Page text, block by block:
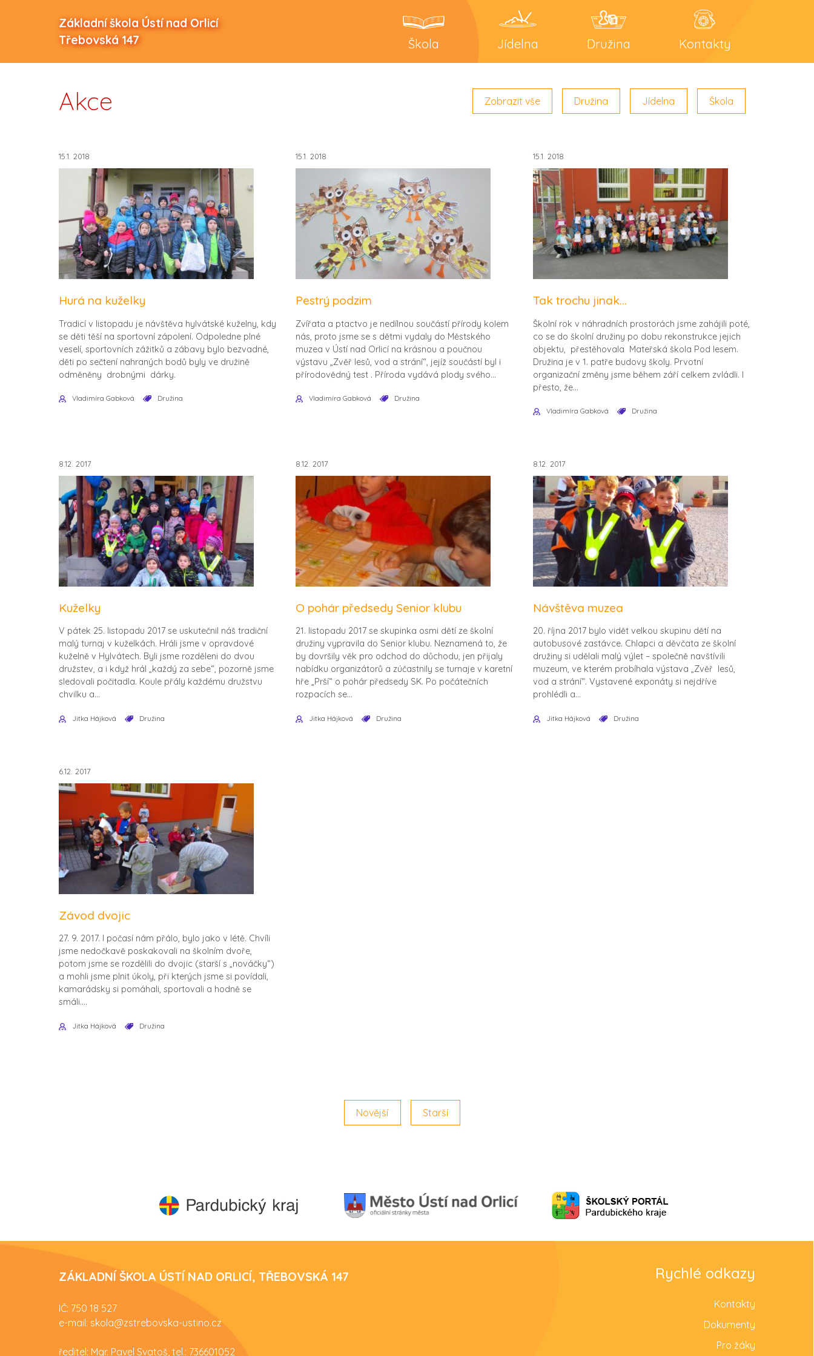
Základní škola Ústí nad Orlicí
Třebovská 147
Škola Jídelna Družina Kontakty
Akce Zobrazit vše Družina Jídelna Škola
15.1. 2018
Hurá na kuželky
Tradicí v listopadu je návštěva hylvátské kuželny, kdy
se děti těší na sportovní zápolení. Odpoledne plné
veselí, sportovních zážitků a zábavy bylo bezvadné,
děti po sečtení nahraných bodů byly ve družině
odměněny drobnými dárky.
Vladimíra Gabková Družina
15.1. 2018
Pestrý podzim
Zvířata a ptactvo je nedílnou součástí přírody kolem
nás, proto jsme se s dětmi vydaly do Městského
muzea v Ústí nad Orlicí na krásnou a poučnou
výstavu „Zvěř lesů, vod a strání“, jejíž součástí byl i
přírodovědný test . Příroda vydává plody svého...
Vladimíra Gabková Družina
15.1. 2018
Tak trochu jinak…
Školní rok v náhradních prostorách jsme zahájili poté,
co se do školní družiny po dobu rekonstrukce jejich
objektu, přestěhovala Mateřská škola Pod lesem.
Družina je v 1. patře budovy školy. Prvotní
organizační změny jsme během září celkem zvládli. I
přesto, že...
Vladimíra Gabková Družina
8.12. 2017
Kuželky
V pátek 25. listopadu 2017 se uskutečnil náš tradiční
malý turnaj v kuželkách. Hráli jsme v opravdové
kuželně v Hylvátech. Byli jsme rozděleni do dvou
družstev, a i když hrál „každý za sebe“, pozorně jsme
sledovali počitadla. Koule přály každému družstvu
chvilku a...
Jitka Hájková Družina
8.12. 2017
O pohár předsedy Senior klubu
21. listopadu 2017 se skupinka osmi dětí ze školní
družiny vypravila do Senior klubu. Neznamená to, že
by dovršily věk pro odchod do důchodu, jen přijaly
nabídku organizátorů a zúčastnily se turnaje v karetní
hře „Prší“ o pohár předsedy SK. Po počátečních
rozpacích se...
Jitka Hájková Družina
8.12. 2017
Návštěva muzea
20. října 2017 bylo vidět velkou skupinu dětí na
autobusové zastávce. Chlapci a děvčata ze školní
družiny si udělali malý výlet – společně navštívili
muzeum, ve kterém probíhala výstava „Zvěř lesů,
vod a strání“. Vystavené exponáty si nejdříve
prohlédli a...
Jitka Hájková Družina
6.12. 2017
Závod dvojic
27. 9. 2017. I počasí nám přálo, bylo jako v létě. Chvíli
jsme nedočkavě poskakovali na školním dvoře,
potom jsme se rozdělili do dvojic (starší s „nováčky“)
a mohli jsme plnit úkoly, při kterých jsme si povídali,
kamarádsky si pomáhali, sportovali a hodně se
smáli....
Jitka Hájková Družina
Novější Starší
ZÁKLADNÍ ŠKOLA ÚSTÍ NAD ORLICÍ, TŘEBOVSKÁ 147
IČ: 750 18 527
e-mail: skola@zstrebovska-ustino.cz
ředitel: Mgr. Pavel Svatoš, tel.: 736601052
Rychlé odkazy
Kontakty
Dokumenty
Pro žáky